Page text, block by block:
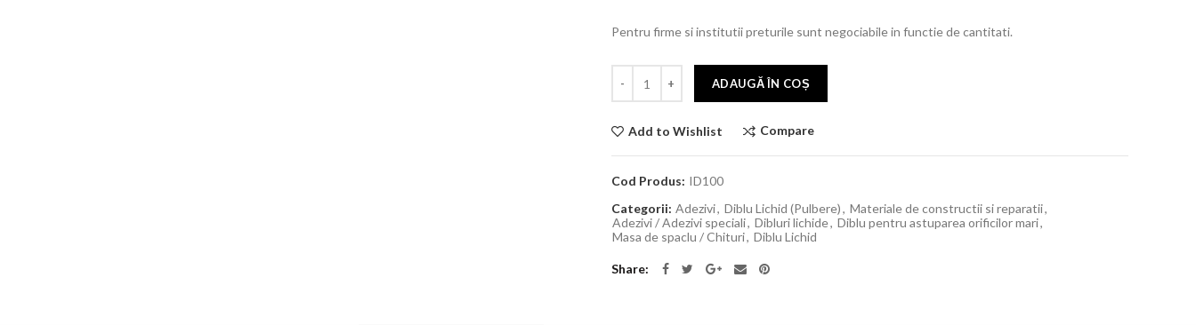
Pentru firme si institutii preturile sunt negociabile in functie de cantitati.
ADAUGĂ ÎN COȘ
Add to Wishlist Compare
Cod Produs: ID100
Categorii: Adezivi, Diblu Lichid (Pulbere), Materiale de constructii si reparatii,
Adezivi / Adezivi speciali, Dibluri lichide, Diblu pentru astuparea orificilor mari,
Masa de spaclu / Chituri, Diblu Lichid
Share